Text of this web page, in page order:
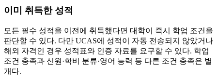
이미 취득한 성적
모든 필수 성적을 이전에 취득했다면 대학이 즉시 학업 조건을
판단할 수 있다. 다만 UCAS에 성적이 자동 전송되지 않았거나
해외 자격인 경우 성적표와 인증 자료를 요구할 수 있다. 학업
조건 충족과 신원·학비 분류·영어 능력 등 다른 조건 충족은 별
개다.